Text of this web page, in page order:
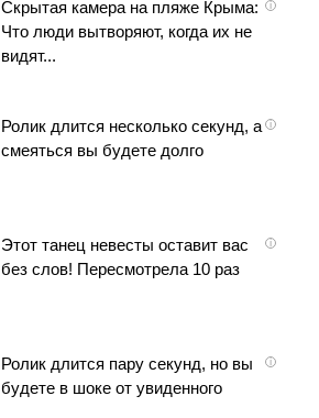
i
Скрытая камера на пляже Крыма:
Что люди вытворяют, когда их не
видят...
i
Ролик длится несколько секунд, а
смеяться вы будете долго
i
Этот танец невесты оставит вас
без слов! Пересмотрела 10 раз
i
Ролик длится пару секунд, но вы
будете в шоке от увиденного